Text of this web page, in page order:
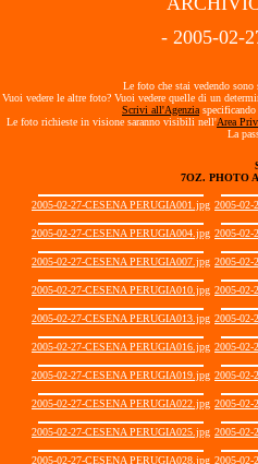
- 2005-02-
Le foto che stai vedendo
Vuoi vedere le altre foto? Vuoi vedere quelle di un
Scrivi all'Agenzia
Le foto richieste in visione saranno visibili nell'Area
La
7OZ. PHOTO
2005-02-27-CESENA PERUGIA001.jpg 2005-02-
2005-02-27-CESENA PERUGIA004.jpg 2005-02-
2005-02-27-CESENA PERUGIA007.jpg 2005-02-
2005-02-27-CESENA PERUGIA010.jpg 2005-02-
2005-02-27-CESENA PERUGIA013.jpg 2005-02-
2005-02-27-CESENA PERUGIA016.jpg 2005-02-
2005-02-27-CESENA PERUGIA019.jpg 2005-02-
2005-02-27-CESENA PERUGIA022.jpg 2005-02-
2005-02-27-CESENA PERUGIA025.jpg 2005-02-
2005-02-27-CESENA PERUGIA028.jpg 2005-02-